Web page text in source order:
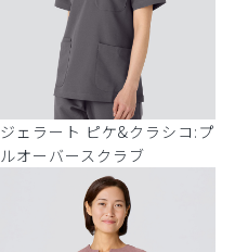
ジェラート ピケ&クラシコ:プ
ルオーバースクラブ